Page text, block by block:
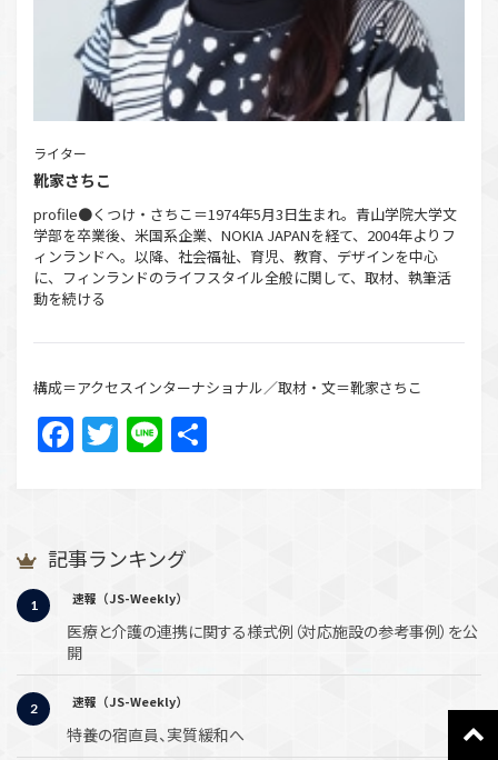
ライター
靴家さちこ
profile●くつけ・さちこ＝1974年5月3日生まれ。青山学院大学文
学部を卒業後、米国系企業、NOKIA JAPANを経て、2004年よりフ
ィンランドへ。以降、社会福祉、育児、教育、デザインを中心
に、フィンランドのライフスタイル全般に関して、取材、執筆活
動を続ける
構成＝アクセスインターナショナル／取材・文＝靴家さちこ
Facebook
Twitter
Line
記事ランキング
速報（JS-Weekly）
医療と介護の連携に関する様式例（対応施設の参考事例）を公
開
速報（JS-Weekly）
特養の宿直員、実質緩和へ